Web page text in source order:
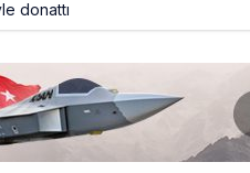
donattı
28 azaltıyor